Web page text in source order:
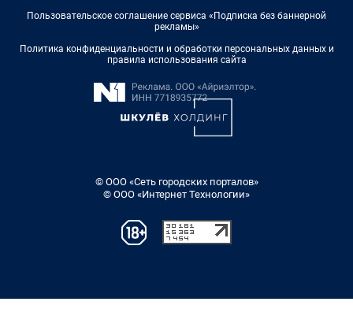
Пользовательское соглашение сервиса «Подписка без баннерной
рекламы»
Политика конфиденциальности и обработки персональных данных и
правила использования сайта
© ООО «Сеть городских порталов»
© ООО «Интернет Технологии»